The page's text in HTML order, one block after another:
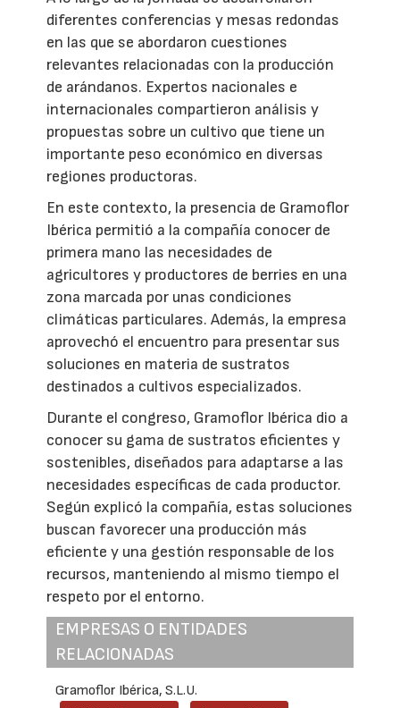
diferentes conferencias y mesas redondas
en las que se abordaron cuestiones
relevantes relacionadas con la producción
de arándanos. Expertos nacionales e
internacionales compartieron análisis y
propuestas sobre un cultivo que tiene un
importante peso económico en diversas
regiones productoras.
En este contexto, la presencia de Gramoflor
Ibérica permitió a la compañía conocer de
primera mano las necesidades de
agricultores y productores de berries en una
zona marcada por unas condiciones
climáticas particulares. Además, la empresa
aprovechó el encuentro para presentar sus
soluciones en materia de sustratos
destinados a cultivos especializados.
Durante el congreso, Gramoflor Ibérica dio a
conocer su gama de sustratos eficientes y
sostenibles, diseñados para adaptarse a las
necesidades específicas de cada productor.
Según explicó la compañía, estas soluciones
buscan favorecer una producción más
eficiente y una gestión responsable de los
recursos, manteniendo al mismo tiempo el
respeto por el entorno.
EMPRESAS O ENTIDADES
RELACIONADAS
Gramoflor Ibérica, S.L.U.